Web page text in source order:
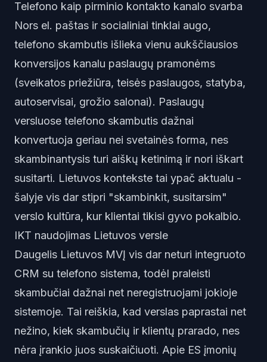
Telefono kaip pirminio kontakto kanalo svarba
Nors el. paštas ir socialiniai tinklai augo,
telefono skambutis išlieka vienu aukščiausios
konversijos kanalu paslaugų pramonėms
(sveikatos priežiūra, teisės paslaugos, statyba,
autoservisai, grožio salonai). Paslaugų
versluose telefono skambutis dažnai
konvertuoja geriau nei svetainės forma, nes
skambinantysis turi aiškų ketinimą ir nori iškart
susitarti. Lietuvos kontekste tai ypač aktualu -
šalyje vis dar stipri "skambinkit, susitarsim"
verslo kultūra, kur klientai tikisi gyvo pokalbio.
IKT naudojimas Lietuvos versle
Daugelis Lietuvos MVĮ vis dar neturi integruoto
CRM su telefono sistema, todėl praleisti
skambučiai dažnai net neregistruojami jokioje
sistemoje. Tai reiškia, kad verslas paprastai net
nežino, kiek skambučių ir klientų prarado, nes
nėra įrankio juos suskaičiuoti. Apie ES įmonių